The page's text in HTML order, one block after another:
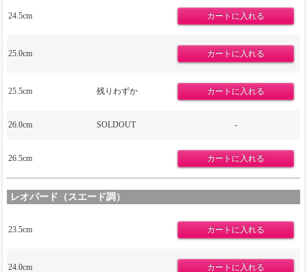
24.5cm
25.0cm
25.5cm 残りわずか
26.0cm SOLDOUT -
26.5cm
レオパード（スエード調）
23.5cm
24.0cm